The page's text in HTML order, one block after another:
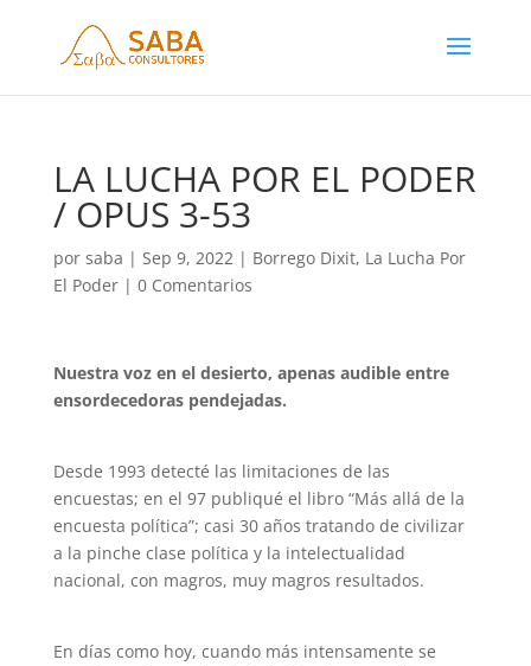
LA LUCHA POR EL PODER
/ OPUS 3-53
por saba | Sep 9, 2022| Borrego Dixit, La Lucha Por
El Poder| 0 Comentarios
Nuestra voz en el desierto, apenas audible entre
ensordecedoras pendejadas.
Desde 1993 detecté las limitaciones de las
encuestas; en el 97 publiqué el libro “Más allá de la
encuesta política”; casi 30 años tratando de civilizar
a la pinche clase política y la intelectualidad
nacional, con magros, muy magros resultados.
En días como hoy, cuando más intensamente se